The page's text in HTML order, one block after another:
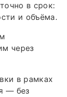
в срок:
и объёма.
через
в рамках
— без